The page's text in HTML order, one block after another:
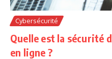
Cybersécurité
Quelle est la sécurité
en ligne ?